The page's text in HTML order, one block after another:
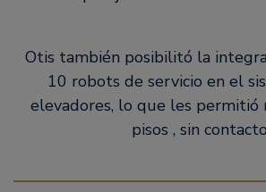
Otis también posibilitó la
10 robots de servicio en el
elevadores, lo que les permitió
pisos , sin